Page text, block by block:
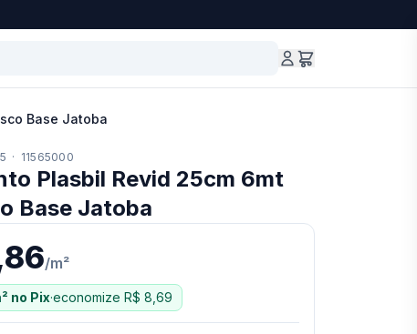
Base Jatoba
· 11565000
Plasbil Revid 25cm 6mt
Base Jatoba
/m²
no Pix·economize R$ 8,69